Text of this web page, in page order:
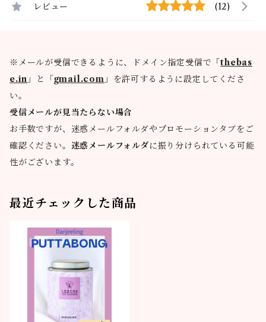
レビュー (12)
※メールが受信できるように、ドメイン指定受信で「thebas
e.in 」と「gmail.com 」を許可するように設定してくださ
い。
受信メールが見当たらない場合
お手数ですが、迷惑メールフォルダやプロモーションタブをご
確認ください。 迷惑メールフォルダに振り分けられている可能
性がございます。
最近チェックした商品